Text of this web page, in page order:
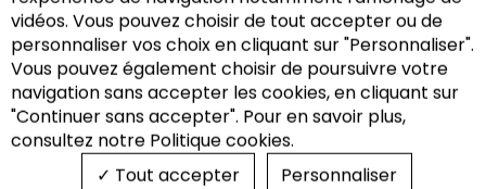
Recherche
moins deux exercices, d’autant plus dans un
contexte institutionnel et financier en
mouvement.
C’est un véritable défi mais aussi de
l’enthousiasme pour toute l’équipe Adeus.
vidéos. Vous pouvez choisir de tout accepter ou de
personnaliser vos choix en cliquant sur "Personnaliser".
Vous pouvez également choisir de poursuivre votre
navigation sans accepter les cookies, en cliquant sur
"Continuer sans accepter". Pour en savoir plus,
consultez notre Politique cookies.
Tout accepter
Personnaliser